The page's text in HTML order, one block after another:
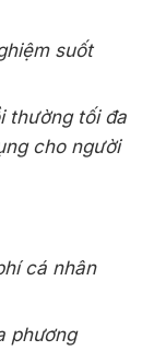
suốt
thường tối đa
cho người
cá nhân
phương